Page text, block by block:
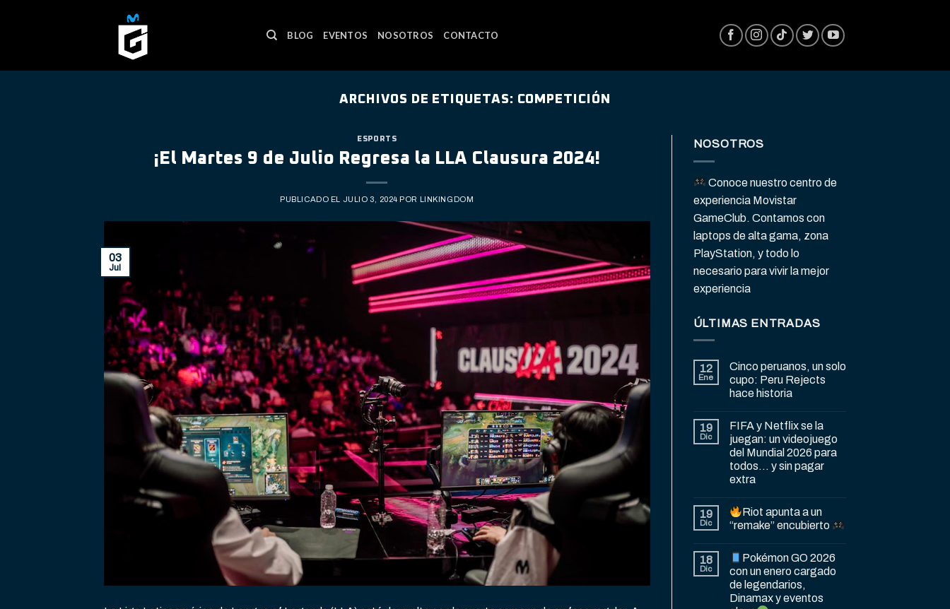
BLOG EVENTOS NOSOTROS CONTACTO
ARCHIVOS DE ETIQUETAS: COMPETICIÓN
ESPORTS
¡El Martes 9 de Julio Regresa la LLA Clausura 2024!
PUBLICADO EL JULIO 3, 2024 POR LINKINGDOM
03
Jul
NOSOTROS
Conoce nuestro centro de
experiencia Movistar
GameClub. Contamos con
laptops de alta gama, zona
PlayStation, y todo lo
necesario para vivir la mejor
experiencia
ÚLTIMAS ENTRADAS
12
Ene
Cinco peruanos, un solo
cupo: Peru Rejects
hace historia
19
Dic
FIFA y Netflix se la
juegan: un videojuego
del Mundial 2026 para
todos… y sin pagar
extra
19
Dic
Riot apunta a un
“remake” encubierto
18
Dic
Pokémon GO 2026
con un enero cargado
de legendarios,
Dinamax y eventos